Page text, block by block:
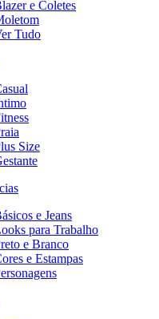
e Coletes
Tudo
Size
e Jeans
para Trabalho
e Branco
e Estampas